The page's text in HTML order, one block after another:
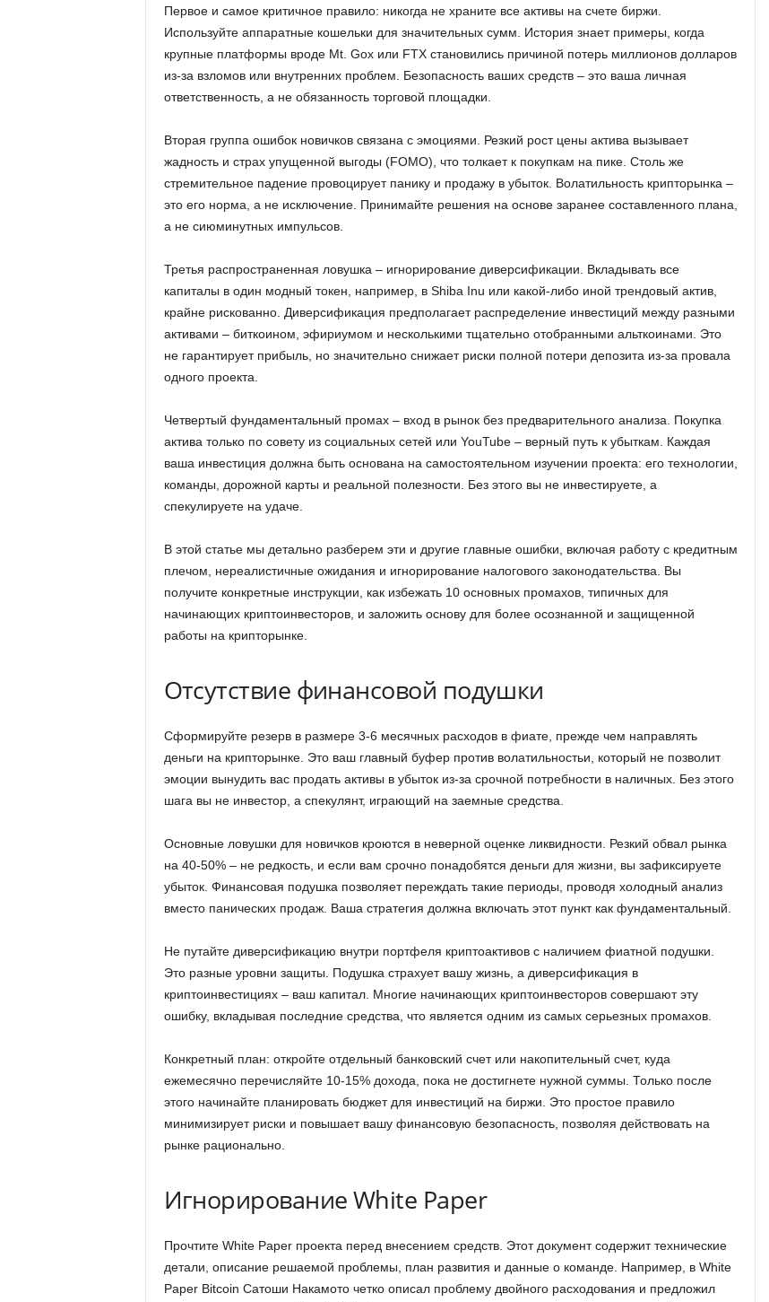
Первое и самое критичное правило: никогда не храните все активы на счете биржи.
Используйте аппаратные кошельки для значительных сумм. История знает примеры, когда
крупные платформы вроде Mt. Gox или FTX становились причиной потерь миллионов долларов
из-за взломов или внутренних проблем. Безопасность ваших средств – это ваша личная
ответственность, а не обязанность торговой площадки.
Вторая группа ошибок новичков связана с эмоциями. Резкий рост цены актива вызывает
жадность и страх упущенной выгоды (FOMO), что толкает к покупкам на пике. Столь же
стремительное падение провоцирует панику и продажу в убыток. Волатильность крипторынка –
это его норма, а не исключение. Принимайте решения на основе заранее составленного плана,
а не сиюминутных импульсов.
Третья распространенная ловушка – игнорирование диверсификации. Вкладывать все
капиталы в один модный токен, например, в Shiba Inu или какой-либо иной трендовый актив,
крайне рискованно. Диверсификация предполагает распределение инвестиций между разными
активами – биткоином, эфириумом и несколькими тщательно отобранными альткоинами. Это
не гарантирует прибыль, но значительно снижает риски полной потери депозита из-за провала
одного проекта.
Четвертый фундаментальный промах – вход в рынок без предварительного анализа. Покупка
актива только по совету из социальных сетей или YouTube – верный путь к убыткам. Каждая
ваша инвестиция должна быть основана на самостоятельном изучении проекта: его технологии,
команды, дорожной карты и реальной полезности. Без этого вы не инвестируете, а
спекулируете на удаче.
В этой статье мы детально разберем эти и другие главные ошибки, включая работу с кредитным
плечом, нереалистичные ожидания и игнорирование налогового законодательства. Вы
получите конкретные инструкции, как избежать 10 основных промахов, типичных для
начинающих криптоинвесторов, и заложить основу для более осознанной и защищенной
работы на крипторынке.
Отсутствие финансовой подушки
Сформируйте резерв в размере 3-6 месячных расходов в фиате, прежде чем направлять
деньги на крипторынке. Это ваш главный буфер против волатильностьи, который не позволит
эмоции вынудить вас продать активы в убыток из-за срочной потребности в наличных. Без этого
шага вы не инвестор, а спекулянт, играющий на заемные средства.
Основные ловушки для новичков кроются в неверной оценке ликвидности. Резкий обвал рынка
на 40-50% – не редкость, и если вам срочно понадобятся деньги для жизни, вы зафиксируете
убыток. Финансовая подушка позволяет переждать такие периоды, проводя холодный анализ
вместо панических продаж. Ваша стратегия должна включать этот пункт как фундаментальный.
Не путайте диверсификацию внутри портфеля криптоактивов с наличием фиатной подушки.
Это разные уровни защиты. Подушка страхует вашу жизнь, а диверсификация в
криптоинвестициях – ваш капитал. Многие начинающих криптоинвесторов совершают эту
ошибку, вкладывая последние средства, что является одним из самых серьезных промахов.
Конкретный план: откройте отдельный банковский счет или накопительный счет, куда
ежемесячно перечисляйте 10-15% дохода, пока не достигнете нужной суммы. Только после
этого начинайте планировать бюджет для инвестиций на биржи. Это простое правило
минимизирует риски и повышает вашу финансовую безопасность, позволяя действовать на
рынке рационально.
Игнорирование White Paper
Прочтите White Paper проекта перед внесением средств. Этот документ содержит технические
детали, описание решаемой проблемы, план развития и данные о команде. Например, в White
Paper Bitcoin Сатоши Накамото четко описал проблему двойного расходования и предложил